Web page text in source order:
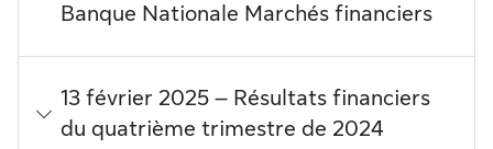
Banque Nationale Marchés financiers
13 février 2025 – Résultats financiers
du quatrième trimestre de 2024